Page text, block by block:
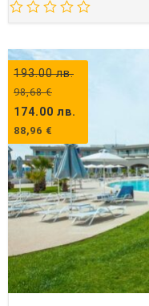
193.00лв.
98,68€
174.00 лв.
88,96 €